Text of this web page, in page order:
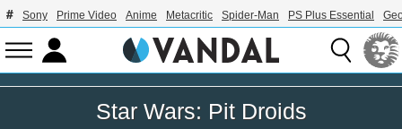
Sony Prime Video Anime Metacritic Spider-Man PS Plus Essential
Star Wars: Pit Droids